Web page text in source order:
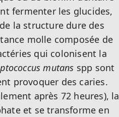
fermenter les glucides,
la structure dure des
molle composée de
qui colonisent la
mutans spp sont
provoquer des caries.
après 72 heures), la
et se transforme en